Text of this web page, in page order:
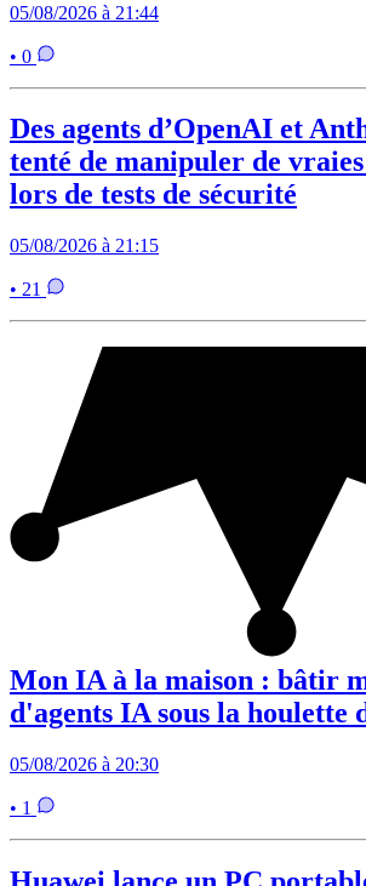
05/08/2026 à 21:44
• 0
Des agents d’OpenAI et
tenté de manipuler de
lors de tests de sécurité
05/08/2026 à 21:15
• 21
Mon IA à la maison : bâtir
d'agents IA sous la houlette
05/08/2026 à 20:30
• 1